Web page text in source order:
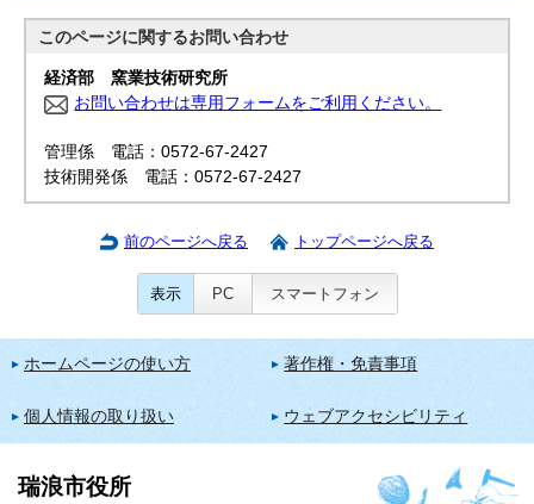
このページに関するお問い合わせ
経済部 窯業技術研究所
お問い合わせは専用フォームをご利用ください。
管理係 電話：0572-67-2427
技術開発係 電話：0572-67-2427
前のページへ戻る トップページへ戻る
表示 PC スマートフォン
ホームページの使い方 著作権・免責事項
個人情報の取り扱い ウェブアクセシビリティ
瑞浪市役所